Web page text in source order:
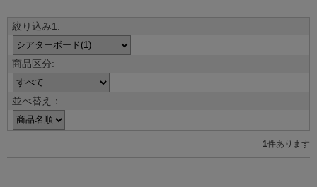
並べ替え：
1件あります